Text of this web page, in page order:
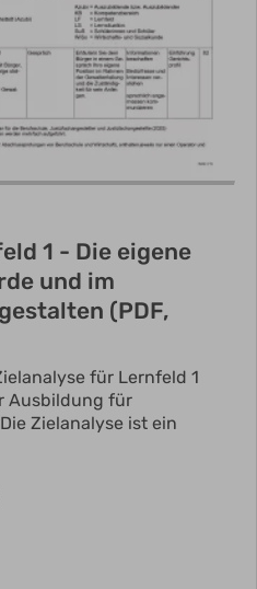
1 - Die eigene
und im
(PDF,
für Lernfeld 1
Ausbildung für
Zielanalyse ist ein